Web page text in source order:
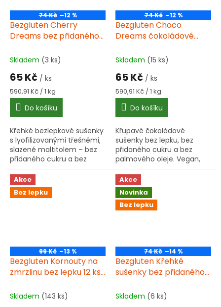
74 Kč –12 %
Bezgluten Cherry
Dreams bez přidaného
Skladem (3 ks)
65 Kč / ks
Měrná
cena:
590,91 Kč / 1 kg
Do košíku
Křehké bezlepkové sušenky
s lyofilizovanými třešněmi,
slazené maltitolem – bez
přidaného cukru a bez
palmového oleje.
74 Kč –12 %
Bezgluten Choco
Dreams čokoládové
cukru 110 g bez lepku
Skladem (15 ks)
65 Kč / ks
Měrná
cena:
590,91 Kč / 1 kg
Do košíku
Křupavé čokoládové
sušenky bez lepku, bez
přidaného cukru a bez
palmového oleje. Vegan,
vysoký obsah vlákniny.
Ideální ke kávě i na cesty!
Akce
Bez lepku
99 Kč –13 %
Bezgluten Kornouty na
zmrzlinu bez lepku 12 ks
Skladem (143 ks)
Akce
Novinka
Bez lepku
74 Kč –14 %
Bezgluten Křehké
sušenky bez přidaného
Skladem (6 ks)